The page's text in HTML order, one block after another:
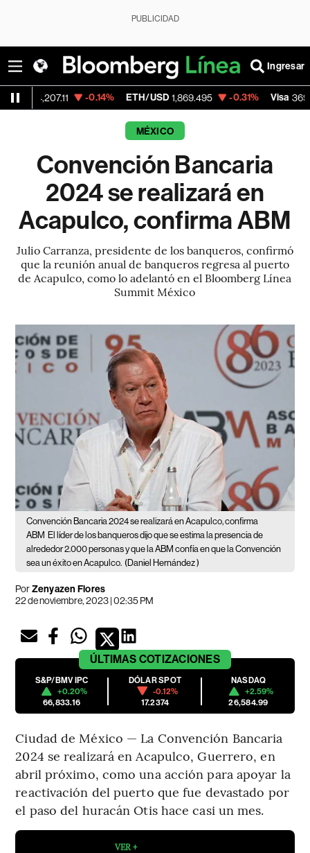
PUBLICIDAD
Ingresar
-0.14% ETH/USD 1,869.495 -0.31% Visa 369.59
MÉXICO
Convención Bancaria
2024 se realizará en
Acapulco, confirma ABM
Julio Carranza, presidente de los banqueros, confirmó
que la reunión anual de banqueros regresa al puerto
de Acapulco, como lo adelantó en el Bloomberg Línea
Summit México
Convención Bancaria 2024 se realizará en Acapulco, confirma
ABM El líder de los banqueros dijo que se estima la presencia de
alrededor 2.000 personas y que la ABM confía en que la Convención
sea un éxito en Acapulco. (Daniel Hernández )
PorZenyazen Flores
22 de noviembre, 2023 | 02:35 PM
ÚLTIMAS COTIZACIONES
S&P/BMV IPC
+0.20%
66,833.16
DÓLAR SPOT
-0.12%
17.2374
NASDAQ
+2.59%
26,584.99
Ciudad de México — La Convención Bancaria
2024 se realizará en Acapulco, Guerrero, en
abril próximo, como una acción para apoyar la
reactivación del puerto que fue devastado por
el paso del huracán Otis hace casi un mes.
VER +